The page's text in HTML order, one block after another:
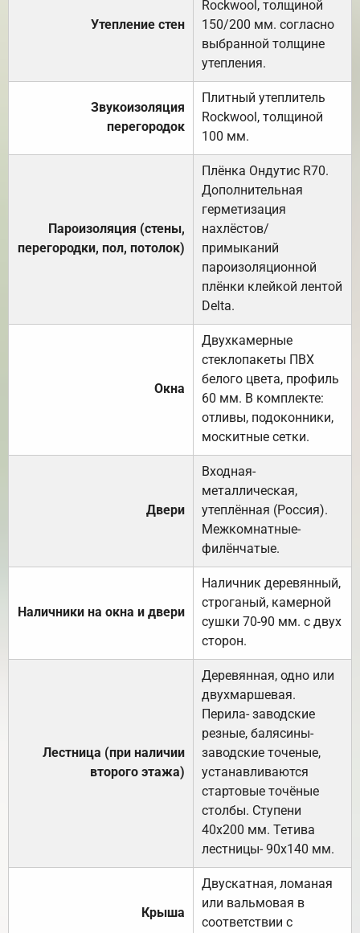
Утепление стен
Rockwool, толщиной
150/200 мм. согласно
выбранной толщине
утепления.
Звукоизоляция
перегородок
Плитный утеплитель
Rockwool, толщиной
100 мм.
Пароизоляция (стены,
перегородки, пол, потолок)
Плёнка Ондутис R70.
Дополнительная
герметизация
нахлёстов/
примыканий
пароизоляционной
плёнки клейкой лентой
Delta.
Окна
Двухкамерные
стеклопакеты ПВХ
белого цвета, профиль
60 мм. В комплекте:
отливы, подоконники,
москитные сетки.
Двери
Входная-
металлическая,
утеплённая (Россия).
Межкомнатные-
филёнчатые.
Наличники на окна и двери
Наличник деревянный,
строганый, камерной
сушки 70-90 мм. с двух
сторон.
Лестница (при наличии
второго этажа)
Деревянная, одно или
двухмаршевая.
Перила- заводские
резные, балясины-
заводские точеные,
устанавливаются
стартовые точёные
столбы. Ступени
40х200 мм. Тетива
лестницы- 90х140 мм.
Крыша
Двускатная, ломаная
или вальмовая в
соответствии с